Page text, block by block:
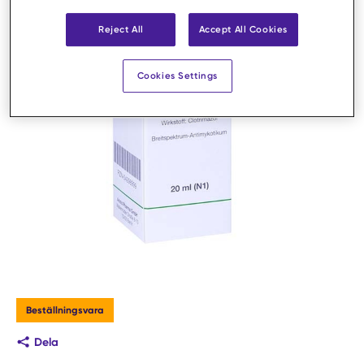
Beställningsvara
Dela
Reject All Accept All Cookies
Cookies Settings